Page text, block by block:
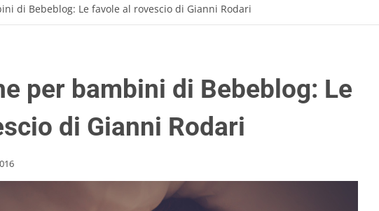
di Bebeblog: Le favole al rovescio di Gianni Rodari
per bambini di Bebeblog: Le
di Gianni Rodari